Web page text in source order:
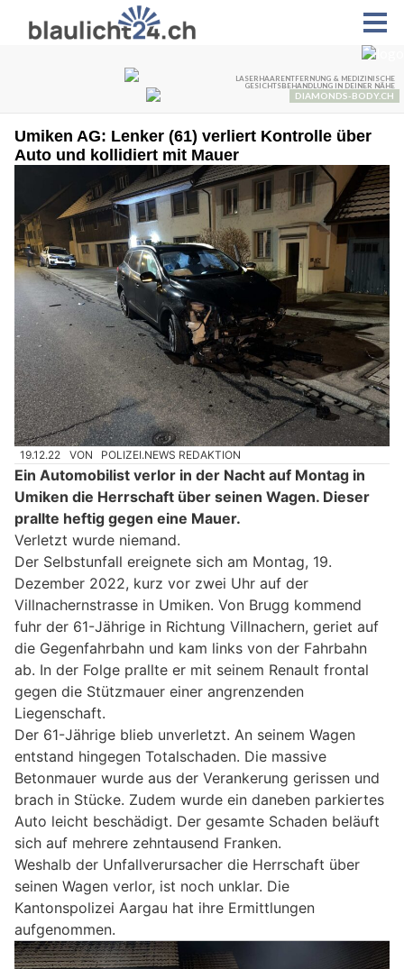
Umiken AG: Lenker (61) verliert Kontrolle über
Auto und kollidiert mit Mauer
19.12.22 VON POLIZEI.NEWS REDAKTION
Ein Automobilist verlor in der Nacht auf Montag in
Umiken die Herrschaft über seinen Wagen. Dieser
prallte heftig gegen eine Mauer.
Verletzt wurde niemand.
Der Selbstunfall ereignete sich am Montag, 19.
Dezember 2022, kurz vor zwei Uhr auf der
Villnachernstrasse in Umiken. Von Brugg kommend
fuhr der 61-Jährige in Richtung Villnachern, geriet auf
die Gegenfahrbahn und kam links von der Fahrbahn
ab. In der Folge prallte er mit seinem Renault frontal
gegen die Stützmauer einer angrenzenden
Liegenschaft.
Der 61-Jährige blieb unverletzt. An seinem Wagen
entstand hingegen Totalschaden. Die massive
Betonmauer wurde aus der Verankerung gerissen und
brach in Stücke. Zudem wurde ein daneben parkiertes
Auto leicht beschädigt. Der gesamte Schaden beläuft
sich auf mehrere zehntausend Franken.
Weshalb der Unfallverursacher die Herrschaft über
seinen Wagen verlor, ist noch unklar. Die
Kantonspolizei Aargau hat ihre Ermittlungen
aufgenommen.